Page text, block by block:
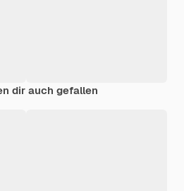
dir auch gefallen